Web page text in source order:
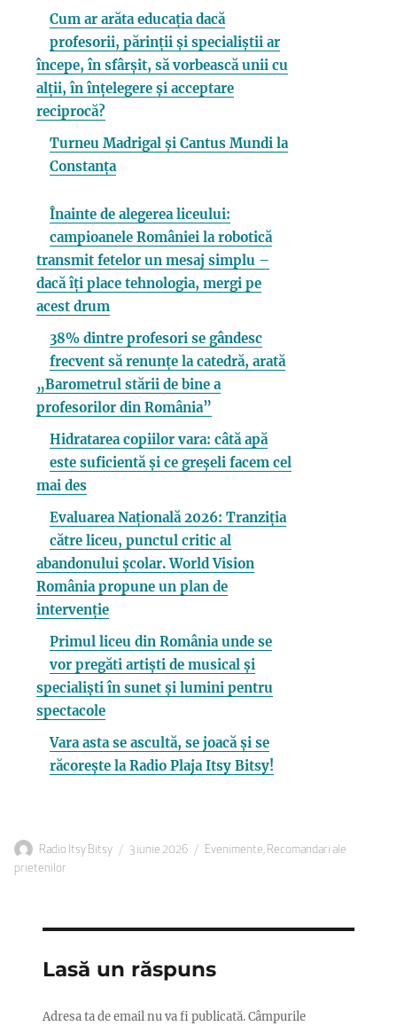
Cum ar arăta educația dacă
profesorii, părinții și specialiștii ar
începe, în sfârșit, să vorbească unii cu
alții, în înțelegere și acceptare
reciprocă?
Turneu Madrigal și Cantus Mundi la
Constanța
Înainte de alegerea liceului:
campioanele României la robotică
transmit fetelor un mesaj simplu –
dacă îți place tehnologia, mergi pe
acest drum
38% dintre profesori se gândesc
frecvent să renunțe la catedră, arată
„Barometrul stării de bine a
profesorilor din România”
Hidratarea copiilor vara: câtă apă
este suficientă și ce greșeli facem cel
mai des
Evaluarea Națională 2026: Tranziția
către liceu, punctul critic al
abandonului școlar. World Vision
România propune un plan de
intervenție
Primul liceu din România unde se
vor pregăti artiști de musical și
specialiști în sunet și lumini pentru
spectacole
Vara asta se ascultă, se joacă și se
răcorește la Radio Plaja Itsy Bitsy!
Autor
Radio Itsy Bitsy
Publicat
3 iunie 2026 Categorii
Evenimente, Recomandari ale
prietenilor
Lasă un răspuns
Adresa ta de email nu va fi publicată.Câmpurile